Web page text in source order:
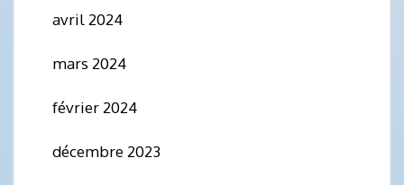
avril 2024
mars 2024
février 2024
décembre 2023